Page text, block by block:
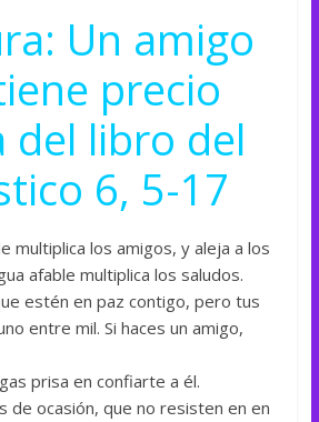
Un amigo
precio
del libro del
6, 5-17
multiplica los amigos, y aleja a los
afable multiplica los saludos.
estén en paz contigo, pero tus
entre mil. Si haces un amigo,
prisa en confiarte a él.
de ocasión, que no resisten en en